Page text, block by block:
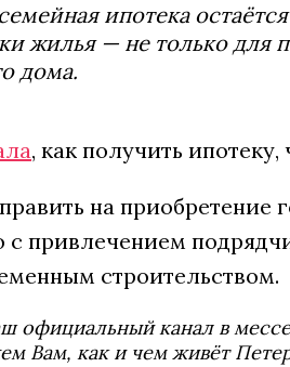
ипотека
жилья — не только для
дома.
, как получить
на приобретение
с привлечением
строительством.
официальный канал в
Вам, как и чем живёт